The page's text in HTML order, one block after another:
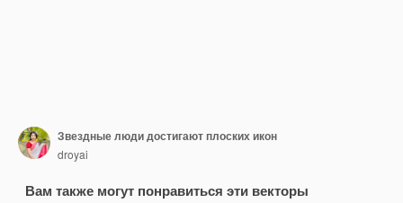
Звездные люди достигают плоских икон
droyai
Вам также могут понравиться эти векторы